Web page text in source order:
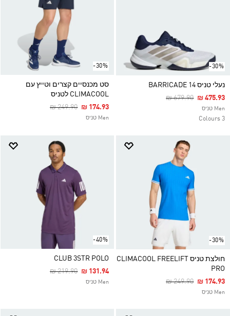
-30%
נעלי טניס BARRICADE 14
Price Reduced From
₪ 679.90To₪ 475.93
Men טניס
3 Colours
-30%
סט מכנסיים קצרים וטייץ עם
CLIMACOOL לטניס
Price Reduced From
₪ 249.90To₪ 174.93
Men טניס
-30%
חולצת טניס CLIMACOOL FREELIFT
PRO
Price Reduced From
₪ 249.90To₪ 174.93
Men טניס
-40%
CLUB 3STR POLO
Price Reduced From
₪ 219.90To₪ 131.94
Men טניס